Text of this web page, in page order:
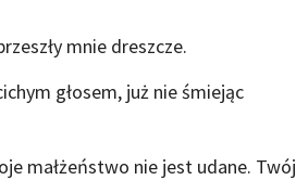
mnie dreszcze.
głosem, już nie śmiejąc
małżeństwo nie jest udane. Twój